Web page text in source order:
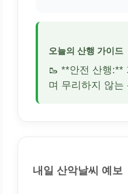
오늘의 산행 가이드
🥾 **안전 산행:**
며 무리하지 않는
내일 산악날씨 예보